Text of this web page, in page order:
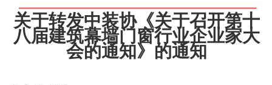
关于转发中装协《关于召开第十
八届建筑幕墙门窗行业企业家大
会的通知》的通知